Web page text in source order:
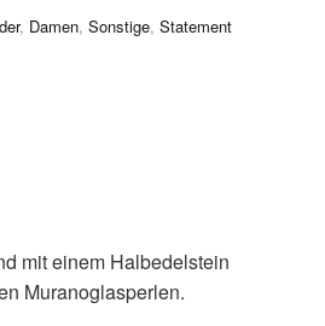
, Damen, Sonstige, Statement
mit einem Halbedelstein
Muranoglasperlen.